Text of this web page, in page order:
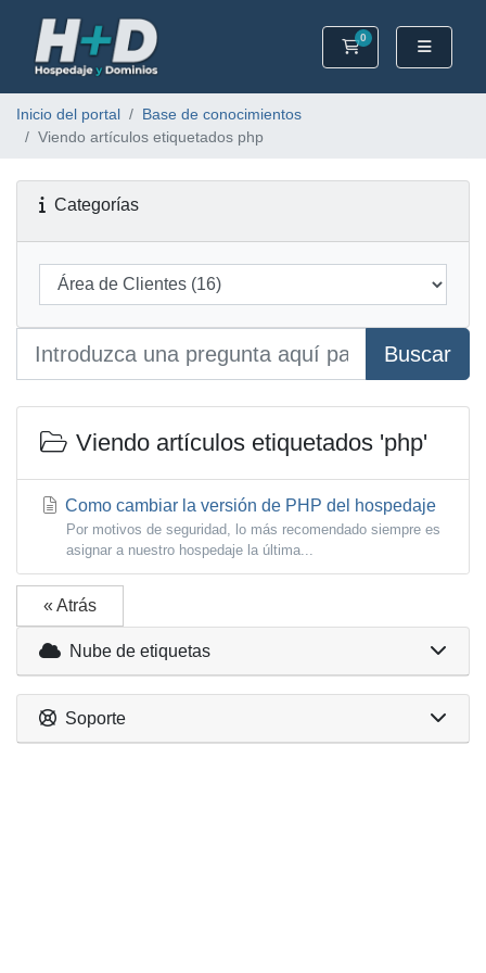
0
Carrito
Inicio del portal
Base de conocimientos
Viendo artículos etiquetados php
Categorías
Buscar
Viendo artículos etiquetados 'php'
Como cambiar la versión de PHP del hospedaje
Por motivos de seguridad, lo más recomendado siempre es
asignar a nuestro hospedaje la última...
« Atrás
Nube de etiquetas
Soporte